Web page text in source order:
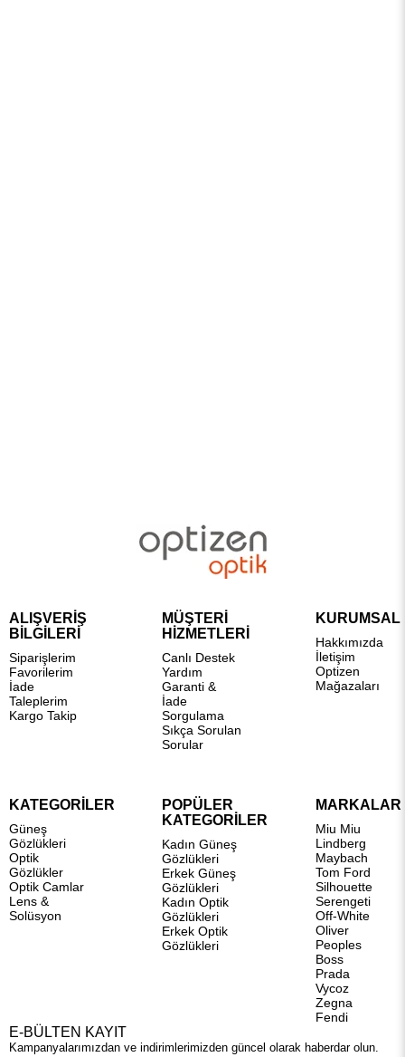
ALIŞVERİŞ
BİLGİLERİ
Siparişlerim
Favorilerim
İade
Taleplerim
Kargo Takip
MÜŞTERİ
HİZMETLERİ
Canlı Destek
Yardım
Garanti &
İade
Sorgulama
Sıkça Sorulan
Sorular
KURUMSAL
Hakkımızda
İletişim
Optizen
Mağazaları
KATEGORİLER
Güneş
Gözlükleri
Optik
Gözlükler
Optik Camlar
Lens &
Solüsyon
POPÜLER
KATEGORİLER
Kadın Güneş
Gözlükleri
Erkek Güneş
Gözlükleri
Kadın Optik
Gözlükleri
Erkek Optik
Gözlükleri
MARKALAR
Miu Miu
Lindberg
Maybach
Tom Ford
Silhouette
Serengeti
Off-White
Oliver
Peoples
Boss
Prada
Vycoz
Zegna
Fendi
E-BÜLTEN KAYIT
Kampanyalarımızdan ve indirimlerimizden güncel olarak haberdar olun.